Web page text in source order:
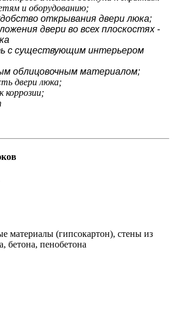
и оборудованию;
открывания двери люка;
двери во всех плоскостях -
с существующим интерьером
облицовочным материалом;
двери люка;
коррозии;
материалы (гипсокартон), стены из
бетона, пенобетона